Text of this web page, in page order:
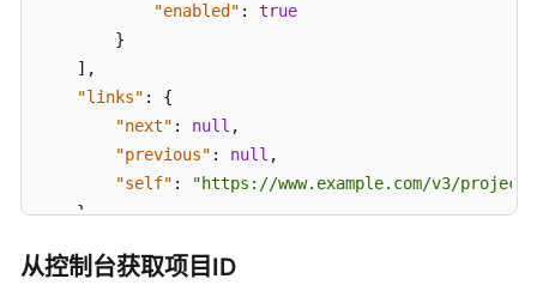
实
"enabled" :
true
}
] ,
"links" :
{
"next" : null ,
"previous" : null ,
"self" :
"https://www.example.com/v3/
}
从控制台获取项目ID